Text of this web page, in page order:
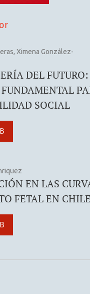
Ximena González-
DEL
SOCIAL
EN LAS
FETAL EN CHILE